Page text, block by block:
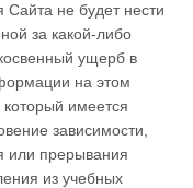
Сайта не будет нести
за какой-либо
ущерб в
на этом
имеется
зависимости,
или прерывания
из учебных